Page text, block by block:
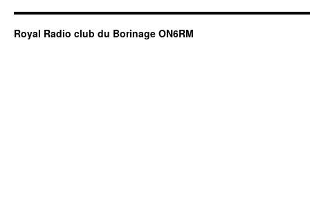
Royal Radio club du Borinage ON6RM